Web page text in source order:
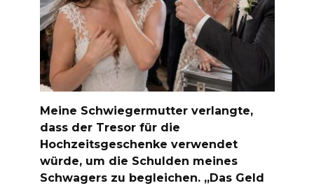
Meine Schwiegermutter verlangte,
dass der Tresor für die
Hochzeitsgeschenke verwendet
würde, um die Schulden meines
Schwagers zu begleichen. „Das Geld